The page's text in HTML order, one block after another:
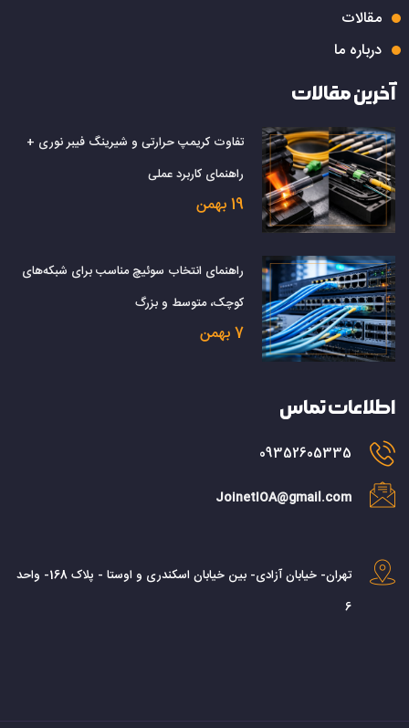
مقالات
درباره ما
آخرین مقالات
تفاوت کریمپ حرارتی و شیرینگ فیبر نوری +
راهنمای کاربرد عملی
19 بهمن
راهنمای انتخاب سوئیچ مناسب برای شبکه‌های
کوچک، متوسط و بزرگ
7 بهمن
اطلاعات تماس
09352605335
JoinetIOA@gmail.com
تهران- خیابان آزادی- بین خیابان اسکندری و اوستا - پلاک 168- واحد
6